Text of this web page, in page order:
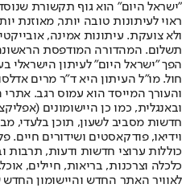
"ישראל היום" הוא גוף תקשורת
ראוי לעיתונות טובה יותר, מאוזנת
ולא צועקת. עיתונות אמינה,
הפך "ישראל היום" לעיתון הישראלי
חול. מו"ל העיתון היא ד"ר מרים
והעורך המייסד הוא עמוס רגב.
חדשות מסביב לשעון, תוכן בלעדי,
וידיאו, פודקאסטים ושידורים חיים.
כוללות ערוצי חדשות ודעות, תרבות
לאוויר האתר החדש והיישומון